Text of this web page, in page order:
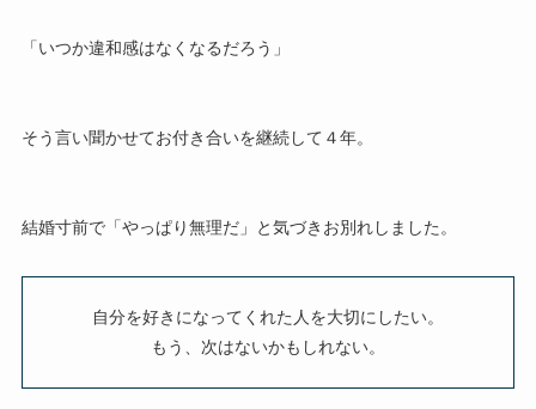
「いつか違和感はなくなるだろう」
そう言い聞かせてお付き合いを継続して４年。
結婚寸前で「やっぱり無理だ」と気づきお別れしました。
自分を好きになってくれた人を大切にしたい。
もう、次はないかもしれない。